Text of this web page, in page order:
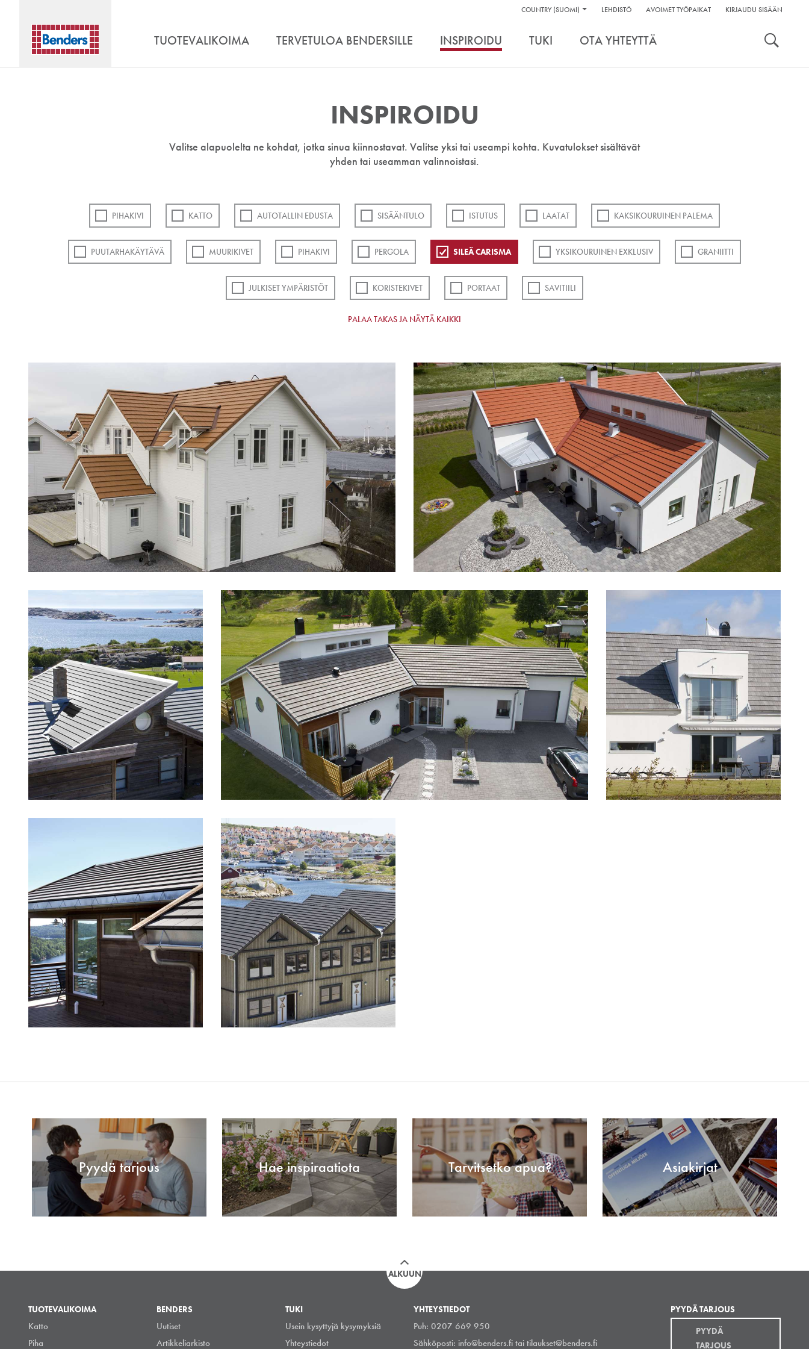
Apulinkit:
COUNTRY (SUOMI) LEHDISTÖ AVOIMET TYÖPAIKAT KIRJAUDU SISÄÄN
Työkaluja
TUOTEVALIKOIMA TERVETULOA BENDERSILLE INSPIROIDU TUKI OTA YHTEYTTÄ
INSPIROIDU
Valitse alapuolelta ne kohdat, jotka sinua kiinnostavat. Valitse yksi tai useampi kohta. Kuvatulokset sisältävät
yhden tai useamman valinnoistasi.
PIHAKIVI KATTO AUTOTALLIN EDUSTA SISÄÄNTULO ISTUTUS LAATAT KAKSIKOURUINEN PALEMA
PUUTARHAKÄYTÄVÄ MUURIKIVET PIHAKIVI PERGOLA SILEÄ CARISMA YKSIKOURUINEN EXKLUSIV GRANIITTI
JULKISET YMPÄRISTÖT KORISTEKIVET PORTAAT SAVITIILI
PALAA TAKAS JA NÄYTÄ KAIKKI
Pyydä tarjous Hae inspiraatiota Tarvitsetko apua? Asiakirjat
ALKUUN
TUOTEVALIKOIMA
Katto
Piha
BENDERS
Uutiset
Artikkeliarkisto
TUKI
Usein kysyttyjä kysymyksiä
Yhteystiedot
YHTEYSTIEDOT
Puh: 0207 669 950
Sähköposti: info@benders.fitai tilaukset@benders.fi
PYYDÄ TARJOUS
PYYDÄ
TARJOUS